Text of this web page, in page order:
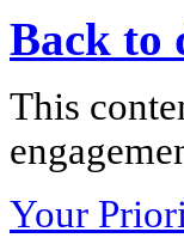
Back to
This
Your